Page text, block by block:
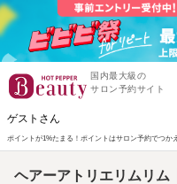
国内最大級の
サロン予約サイト
ゲストさん
ポイントが1%たまる！ ポイントはサロン予約でつか
ヘアーアトリエリムリム